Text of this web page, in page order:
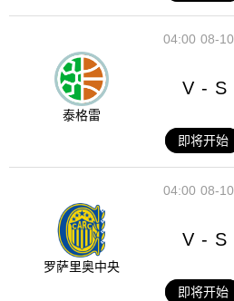
08-10
04:00
泰格雷
V - S
即将开始
08-10
04:00
罗萨里奥中央
V - S
即将开始